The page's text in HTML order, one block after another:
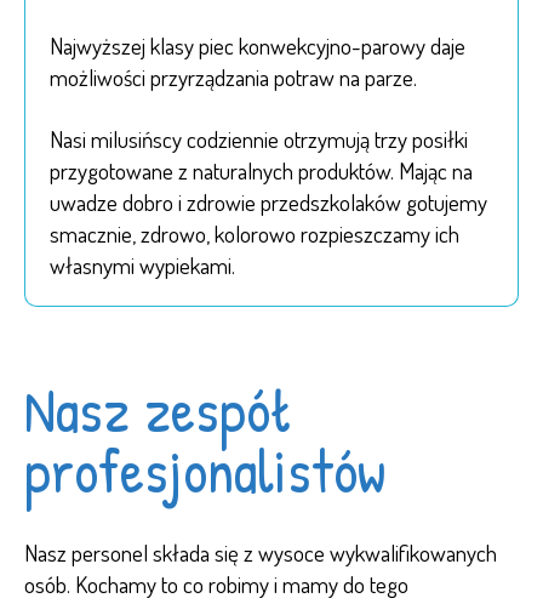
Najwyższej klasy piec konwekcyjno-parowy daje
możliwości przyrządzania potraw na parze.
Nasi milusińscy codziennie otrzymują trzy posiłki
przygotowane z naturalnych produktów. Mając na
uwadze dobro i zdrowie przedszkolaków gotujemy
smacznie, zdrowo, kolorowo rozpieszczamy ich
własnymi wypiekami.
Nasz zespół
profesjonalistów
Nasz personel składa się z wysoce wykwalifikowanych
osób. Kochamy to co robimy i mamy do tego